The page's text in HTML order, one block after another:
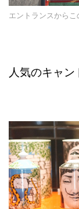
エントランスから
人気のキャン